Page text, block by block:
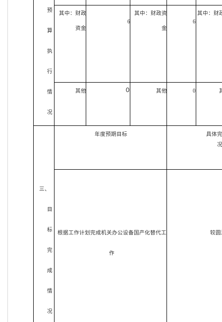
预
算
执
行
情
况
其中：财政
资金
6
其中：财政资
金
6
其中：财
其他 0 其他 0
三、
目
标
完
成
情
况
年度预期目标
具体
根据工作计划完成机关办公设备国产化替代工
作
较圆